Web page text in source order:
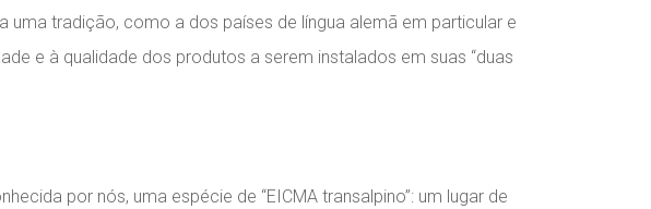
tradição, como a dos países de língua alemã em particular e
e à qualidade dos produtos a serem instalados em suas “duas
por nós, uma espécie de “EICMA transalpino”: um lugar de